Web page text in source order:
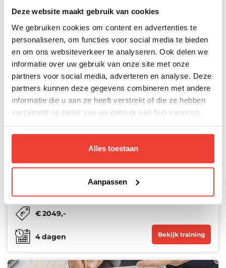
Deze website maakt gebruik van cookies
We gebruiken cookies om content en advertenties te
personaliseren, om functies voor social media te bieden
en om ons websiteverkeer te analyseren. Ook delen we
informatie over uw gebruik van onze site met onze
partners voor social media, adverteren en analyse. Deze
partners kunnen deze gegevens combineren met andere
informatie die u aan ze heeft verstrekt of die ze hebben
verzameld op basis van uw gebruik van hun services.
Alles toestaan
Aanpassen
preparing for the SC-100 exam.
4 dagen Bekijk training
SC-200: Microsoft Security Operations
Learn to mitigate cyberthreats using Microsoft
Sentinel, Microsoft Defender for Cloud, and Microsoft
€2049,-
4dagen Bekijk training